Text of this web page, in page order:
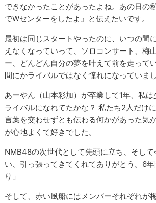
できなかったことがあったよね。あの日の
でWセンターをしたよ』と伝えたいです。
最初は同じスタートやったのに、いつの間
えなくなっていって、ソロコンサート、梅
ー、どんどん自分の夢を叶えて前を走って
間にかライバルではなく憧れになっていまし
あーやん（山本彩加）が卒業して1年、私
ライバルになれてたかな？ 私たち2人だけ
言葉を交わせずとも伝わる何かがあった気
が心地よくて好きでした。
NMB48の次世代として先頭に立ち、そし
い、引っ張ってきてくれてありがとう。6
り」
そして、赤い風船にはメンバーそれぞれが